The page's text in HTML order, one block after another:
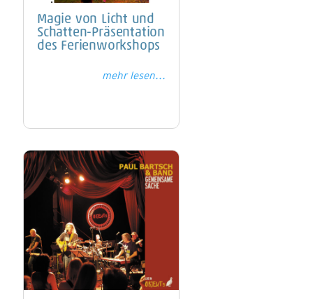
Magie von Licht und
Schatten-Präsentation
des Ferienworkshops
mehr lesen...